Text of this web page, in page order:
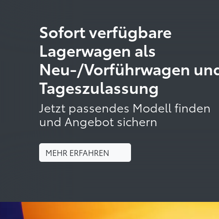
Sofort verfügbare
Lagerwagen als
Neu-/Vorführwagen
Tageszulassung
Jetzt passendes Modell finden
und Angebot sichern
MEHR ERFAHREN